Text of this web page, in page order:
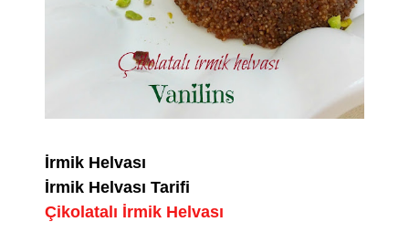
İrmik Helvası
İrmik Helvası Tarifi
Çikolatalı İrmik Helvası